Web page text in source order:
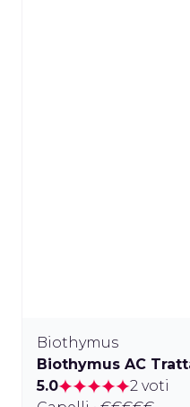
Biothymus
Biothymus AC
5.0
2 voti